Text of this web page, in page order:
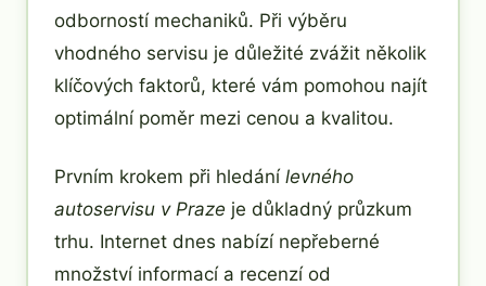
odborností mechaniků. Při výběru
vhodného servisu je důležité zvážit několik
klíčových faktorů, které vám pomohou najít
optimální poměr mezi cenou a kvalitou.
Prvním krokem při hledání levného
autoservisu v Praze je důkladný průzkum
trhu. Internet dnes nabízí nepřeberné
množství informací a recenzí od